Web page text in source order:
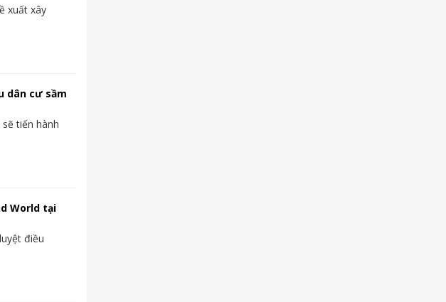
xuất xây
dân cư sầm
tiến hành
World tại
điều